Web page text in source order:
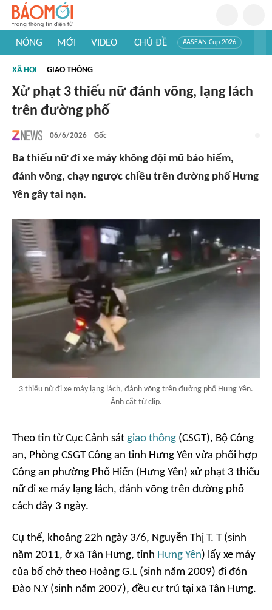
NÓNG MỚI VIDEO CHỦ ĐỀ #ASEAN Cup 2026
#Khám phá thế giới
XÃ HỘI GIAO THÔNG
Xử phạt 3 thiếu nữ đánh võng, lạng lách
trên đường phố
06/6/2026 Gốc
Ba thiếu nữ đi xe máy không đội mũ bảo hiểm,
đánh võng, chạy ngược chiều trên đường phố Hưng
Yên gây tai nạn.
3 thiếu nữ đi xe máy lạng lách, đánh võng trên đường phố Hưng Yên.
Ảnh cắt từ clip.
Theo tin từ Cục Cảnh sát giao thông (CSGT), Bộ Công
an, Phòng CSGT Công an tỉnh Hưng Yên vừa phối hợp
Công an phường Phố Hiến (Hưng Yên) xử phạt 3 thiếu
nữ đi xe máy lạng lách, đánh võng trên đường phố
cách đây 3 ngày.
Cụ thể, khoảng 22h ngày 3/6, Nguyễn Thị T. T (sinh
năm 2011, ở xã Tân Hưng, tỉnh Hưng Yên) lấy xe máy
của bố chở theo Hoàng G.L (sinh năm 2009) đi đón
Đào N.Y (sinh năm 2007), đều cư trú tại xã Tân Hưng.